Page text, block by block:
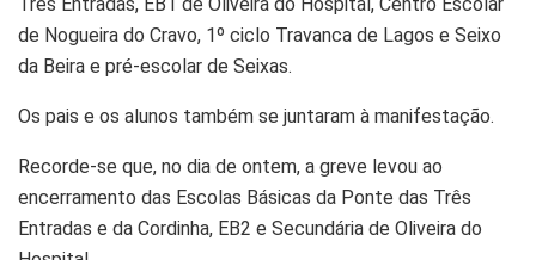
de Nogueira do Cravo, 1º ciclo Travanca de Lagos e Seixo
da Beira e pré-escolar de Seixas.
Os pais e os alunos também se juntaram à manifestação.
Recorde-se que, no dia de ontem, a greve levou ao
encerramento das Escolas Básicas da Ponte das Três
Entradas e da Cordinha, EB2 e Secundária de Oliveira do